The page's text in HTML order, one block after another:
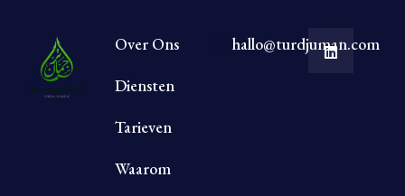
Over Ons
Diensten
Tarieven
Waarom
hallo@turdjuman.com